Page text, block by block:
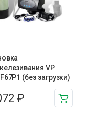
VP
(без загрузки)
₽